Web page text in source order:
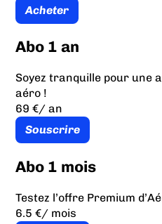
Acheter
Abo 1 an
Soyez tranquille pour une
aéro !
69 €/ an
Souscrire
Abo 1 mois
Testez l’offre Premium
6.5 €/ mois